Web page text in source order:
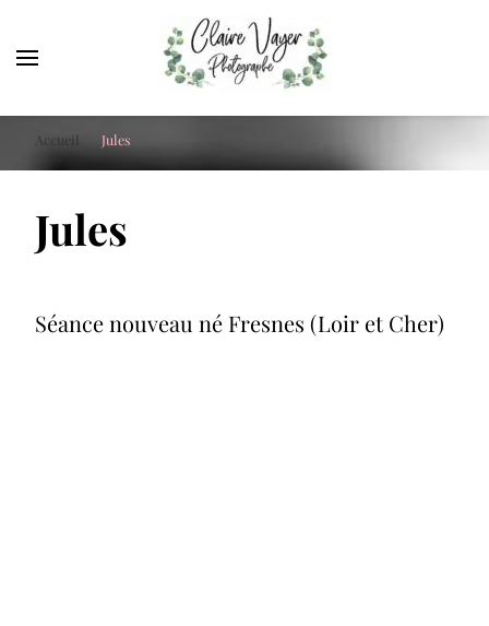
Claire Vayer Photographe
Votre photographe à Blois, Orléans et Tours
Accueil Jules
Jules
Séance nouveau né Fresnes (Loir et Cher)